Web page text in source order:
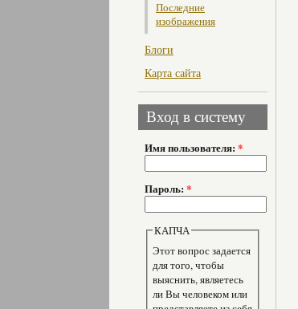
Последние
изображения
Блоги
Карта сайта
Вход в систему
Имя пользователя: *
Пароль: *
КАПЧА
Этот вопрос задается
для того, чтобы
выяснить, являетесь
ли Вы человеком или